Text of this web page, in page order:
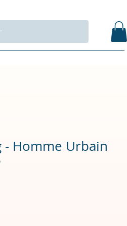
- Homme Urbain